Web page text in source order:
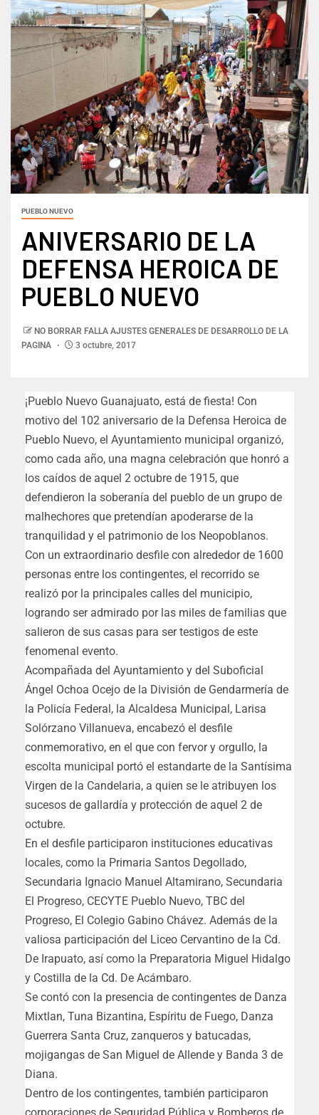
PUEBLO NUEVO
ANIVERSARIO DE LA
DEFENSA HEROICA DE
PUEBLO NUEVO
NO BORRAR FALLA AJUSTES GENERALES DE DESARROLLO DE LA
PAGINA
3 octubre, 2017
¡Pueblo Nuevo Guanajuato, está de fiesta! Con
motivo del 102 aniversario de la Defensa Heroica de
Pueblo Nuevo, el Ayuntamiento municipal organizó,
como cada año, una magna celebración que honró a
los caídos de aquel 2 octubre de 1915, que
defendieron la soberanía del pueblo de un grupo de
malhechores que pretendían apoderarse de la
tranquilidad y el patrimonio de los Neopoblanos.
Con un extraordinario desfile con alrededor de 1600
personas entre los contingentes, el recorrido se
realizó por la principales calles del municipio,
logrando ser admirado por las miles de familias que
salieron de sus casas para ser testigos de este
fenomenal evento.
Acompañada del Ayuntamiento y del Suboficial
Ángel Ochoa Ocejo de la División de Gendarmería de
la Policía Federal, la Alcaldesa Municipal, Larisa
Solórzano Villanueva, encabezó el desfile
conmemorativo, en el que con fervor y orgullo, la
escolta municipal portó el estandarte de la Santísima
Virgen de la Candelaria, a quien se le atribuyen los
sucesos de gallardía y protección de aquel 2 de
octubre.
En el desfile participaron instituciones educativas
locales, como la Primaria Santos Degollado,
Secundaria Ignacio Manuel Altamirano, Secundaria
El Progreso, CECYTE Pueblo Nuevo, TBC del
Progreso, El Colegio Gabino Chávez. Además de la
valiosa participación del Liceo Cervantino de la Cd.
De Irapuato, así como la Preparatoria Miguel Hidalgo
y Costilla de la Cd. De Acámbaro.
Se contó con la presencia de contingentes de Danza
Mixtlan, Tuna Bizantina, Espíritu de Fuego, Danza
Guerrera Santa Cruz, zanqueros y batucadas,
mojigangas de San Miguel de Allende y Banda 3 de
Diana.
Dentro de los contingentes, también participaron